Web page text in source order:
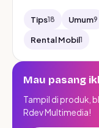
Tips18 Umum9
Rental Mobil1
Mau pasang
Tampil di produk,
Rdev Multimedia!